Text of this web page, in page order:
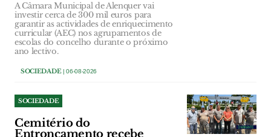
A Câmara Municipal de Alenquer vai
investir cerca de 300 mil euros para
garantir as actividades de enriquecimento
curricular (AEC) nos agrupamentos de
escolas do concelho durante o próximo
ano lectivo.
SOCIEDADE| 06-08-2026
SOCIEDADE
Cemitério do
Entroncamento recebe